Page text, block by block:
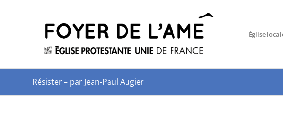
Église
Résister – par Jean-Paul Augier